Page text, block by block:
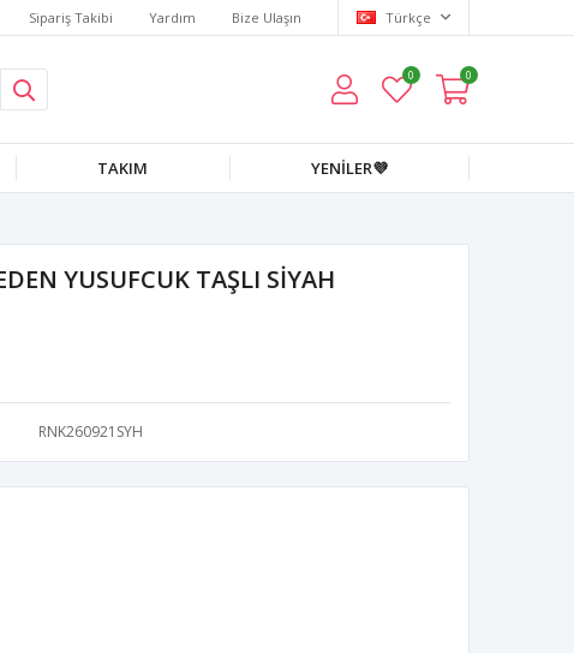
Sipariş Takibi Yardım Bize Ulaşın Türkçe
0 0
TAKIM YENİLER💜
YUSUFCUK TAŞLI SİYAH
RNK260921SYH